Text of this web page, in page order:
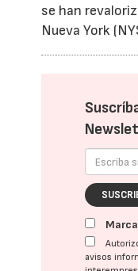
se han
Nueva York
avisos